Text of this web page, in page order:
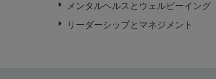
メンタルヘルスとウェルビーイング
リーダーシップとマネジメント